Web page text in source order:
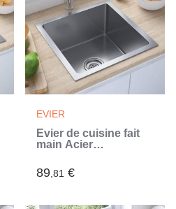
EVIER
Évier de cuisine fait
main Acier
89,81 €